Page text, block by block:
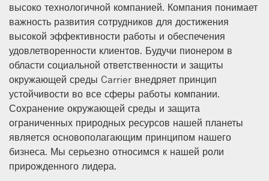
высоко технологичной компанией. Компания понимает
важность развития сотрудников для достижения
высокой эффективности работы и обеспечения
удовлетворенности клиентов. Будучи пионером в
области социальной ответственности и защиты
окружающей среды Carrier внедряет принцип
устойчивости во все сферы работы компании.
Сохранение окружающей среды и защита
ограниченных природных ресурсов нашей планеты
является основополагающим принципом нашего
бизнеса. Мы серьезно относимся к нашей роли
прирожденного лидера.